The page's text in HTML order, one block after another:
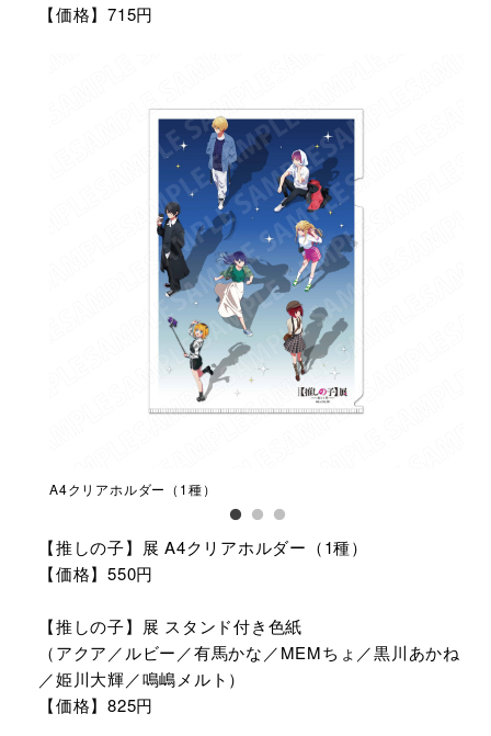
【価格】715円
A4クリアホルダー（1種）
【推しの子】展 A4クリアホルダー（1種）
【価格】550円
【推しの子】展 スタンド付き色紙
（アクア／ルビー／有馬かな／MEMちょ／黒川あかね
／姫川大輝／鳴嶋メルト）
【価格】825円